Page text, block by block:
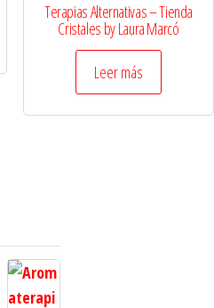
Terapias Alternativas – Tienda
Cristales by Laura Marcó
Leer más